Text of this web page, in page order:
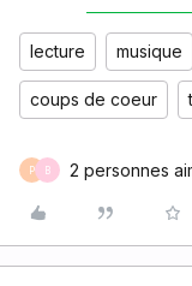
lecture musique
coups de coeur
P B 2 personnes